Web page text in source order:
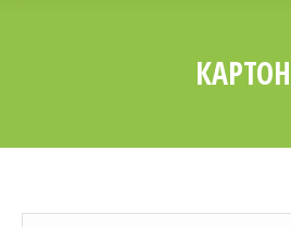
КАРТОН